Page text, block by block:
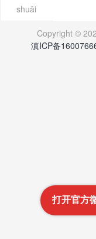
shuāi
Copyright ©
滇ICP备
打开官方